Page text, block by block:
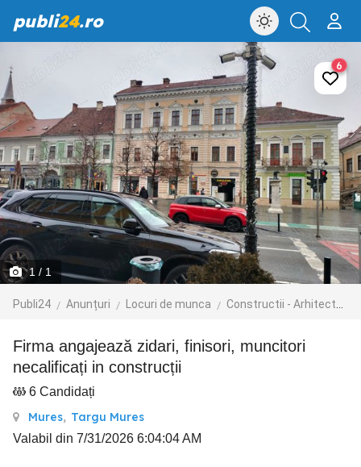
publi24.ro
1 / 1
Publi24 Anunțuri Locuri de munca Constructii - Arhitectura - Design
6
Firma angajează zidari, finisori, muncitori
necalificați in construcții
6 Candidați
Mures, Targu Mures
Valabil din 7/31/2026 6:04:04 AM